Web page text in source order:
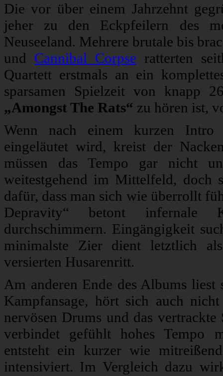
Die vor über einem Jahrzehnt
jeher zu den Eckpfeilern des
Neuseeland. Mehrere brutale bis
und Cannibal Corpse ratterten
Quartett erstmals an ein
sparsamen Spielzeit von knapp
„Amongst The Rats“ zu hören ist,
Wenn nach einem kurzen Intro
eingeläutet wird, kreist der
müssen das Tempo gar nicht
weitestgehend im Mittelfeld, doch
dafür, dass man sich wie überrollt
Depravity“ betont infernale
durchschimmern. Eingängigkeit
minimalste Zier dient letztlich
versierten Husarenritt.
Am anderen Ende des Albums
Kampfansage, hört sich auch
nervösen Drums und das
verbindet gefühlt hohes Tempo
entsteht ein kurzer wie
intensiviert. Im Vergleich dazu